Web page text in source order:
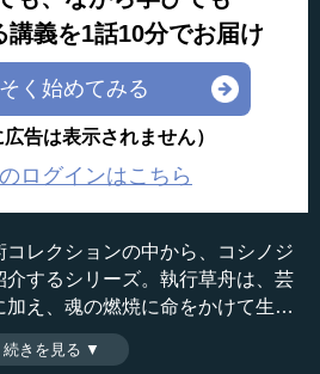
講義を1話10分でお届け
く始めてみる
広告は表示されません）
ログインはこちら
レクションの中から、コシノジ
介するシリーズ。執行草舟は、芸
え、魂の燃焼に命をかけて生き
の芸術」と名づけて集めている。
『万葉集』を自分なりに愛読して
続きを見る ▼